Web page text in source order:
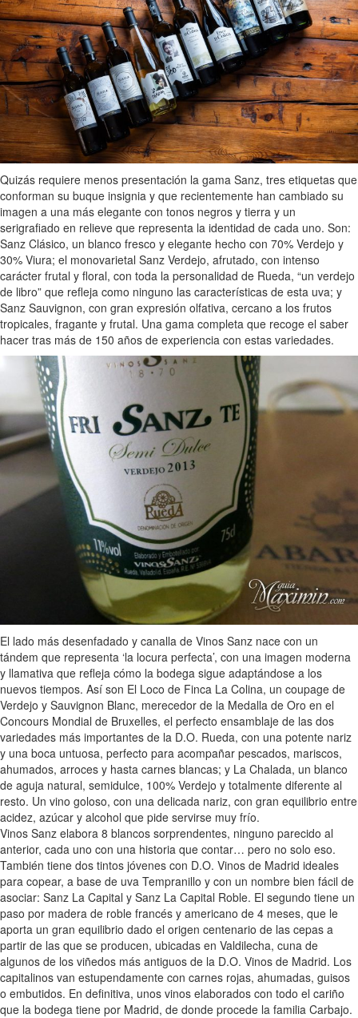
Quizás requiere menos presentación la gama Sanz, tres etiquetas que
conforman su buque insignia y que recientemente han cambiado su
imagen a una más elegante con tonos negros y tierra y un
serigrafiado en relieve que representa la identidad de cada uno. Son:
Sanz Clásico, un blanco fresco y elegante hecho con 70% Verdejo y
30% Viura; el monovarietal Sanz Verdejo, afrutado, con intenso
carácter frutal y floral, con toda la personalidad de Rueda, “un verdejo
de libro” que refleja como ninguno las características de esta uva; y
Sanz Sauvignon, con gran expresión olfativa, cercano a los frutos
tropicales, fragante y frutal. Una gama completa que recoge el saber
hacer tras más de 150 años de experiencia con estas variedades.
El lado más desenfadado y canalla de Vinos Sanz nace con un
tándem que representa ‘la locura perfecta’, con una imagen moderna
y llamativa que refleja cómo la bodega sigue adaptándose a los
nuevos tiempos. Así son El Loco de Finca La Colina, un coupage de
Verdejo y Sauvignon Blanc, merecedor de la Medalla de Oro en el
Concours Mondial de Bruxelles, el perfecto ensamblaje de las dos
variedades más importantes de la D.O. Rueda, con una potente nariz
y una boca untuosa, perfecto para acompañar pescados, mariscos,
ahumados, arroces y hasta carnes blancas; y La Chalada, un blanco
de aguja natural, semidulce, 100% Verdejo y totalmente diferente al
resto. Un vino goloso, con una delicada nariz, con gran equilibrio entre
acidez, azúcar y alcohol que pide servirse muy frío.
Vinos Sanz elabora 8 blancos sorprendentes, ninguno parecido al
anterior, cada uno con una historia que contar… pero no solo eso.
También tiene dos tintos jóvenes con D.O. Vinos de Madrid ideales
para copear, a base de uva Tempranillo y con un nombre bien fácil de
asociar: Sanz La Capital y Sanz La Capital Roble. El segundo tiene un
paso por madera de roble francés y americano de 4 meses, que le
aporta un gran equilibrio dado el origen centenario de las cepas a
partir de las que se producen, ubicadas en Valdilecha, cuna de
algunos de los viñedos más antiguos de la D.O. Vinos de Madrid. Los
capitalinos van estupendamente con carnes rojas, ahumadas, guisos
o embutidos. En definitiva, unos vinos elaborados con todo el cariño
que la bodega tiene por Madrid, de donde procede la familia Carbajo.